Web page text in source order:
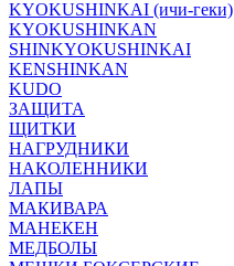
KYOKUSHINKAI (ичи-геки)
KYOKUSHINKAN
SHINKYOKUSHINKAI
KENSHINKAN
KUDO
ЗАЩИТА
ЩИТКИ
НАГРУДНИКИ
НАКОЛЕННИКИ
ЛАПЫ
МАКИВАРА
МАНЕКЕН
МЕДБОЛЫ